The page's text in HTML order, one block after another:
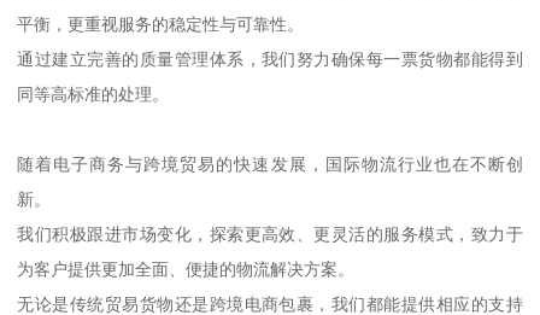
平衡，更重视服务的稳定性与可靠性。
通过建立完善的质量管理体系，我们努力确保每一票货物都能得到
同等高标准的处理。
随着电子商务与跨境贸易的快速发展，国际物流行业也在不断创
新。
我们积极跟进市场变化，探索更高效、更灵活的服务模式，致力于
为客户提供更加全面、便捷的物流解决方案。
无论是传统贸易货物还是跨境电商包裹，我们都能提供相应的支持